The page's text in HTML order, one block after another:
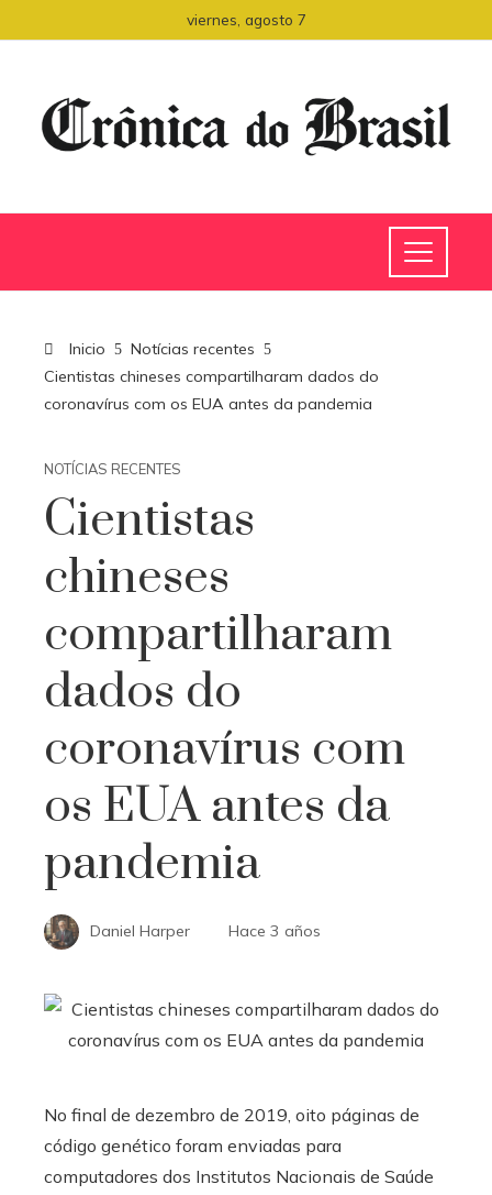
viernes, agosto 7
Inicio
Notícias recentes
Cientistas chineses compartilharam dados do
coronavírus com os EUA antes da pandemia
NOTÍCIAS RECENTES
Cientistas
chineses
compartilharam
dados do
coronavírus com
os EUA antes da
pandemia
Daniel Harper Hace 3 años
No final de dezembro de 2019, oito páginas de
código genético foram enviadas para
computadores dos Institutos Nacionais de Saúde